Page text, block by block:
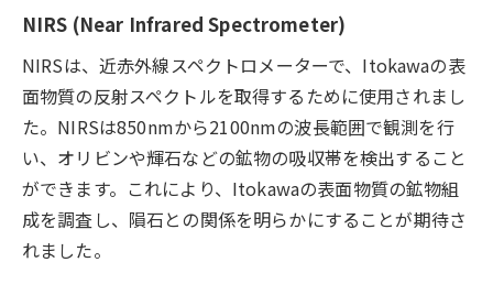
NIRS (Near Infrared Spectrometer)
NIRSは、近赤外線スペクトロメーターで、Itokawaの表
面物質の反射スペクトルを取得するために使用されまし
た。NIRSは850nmから2100nmの波長範囲で観測を行
い、オリビンや輝石などの鉱物の吸収帯を検出すること
ができます。これにより、Itokawaの表面物質の鉱物組
成を調査し、隕石との関係を明らかにすることが期待さ
れました。